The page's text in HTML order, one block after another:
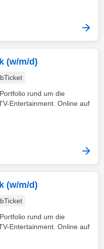
(w/m/d)
rund um die
Entertainment. Online auf
(w/m/d)
rund um die
Entertainment. Online auf